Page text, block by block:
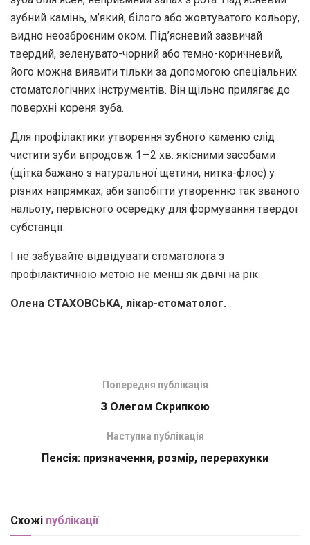
зубний камінь, м’який, білого або жовтуватого кольору,
видно неозброєним оком. Під’ясневий зазвичай
твердий, зеленувато-чорний або темно-коричневий,
його можна виявити тільки за допомогою спеціальних
стоматологічних інструментів. Він щільно прилягає до
поверхні кореня зуба.
Для профілактики утворення зубного каменю слід
чистити зуби впродовж 1—2 хв. якісними засобами
(щітка бажано з натуральної щетини, нитка-флос) у
різних напрямках, аби запобігти утворенню так званого
нальоту, первісного осередку для формування твердої
субстанції.
І не забувайте відвідувати стоматолога з
профілактичною метою не менш як двічі на рік.
Олена СТАХОВСЬКА, лікар-стоматолог.
Попередня публікація
З Олегом Скрипкою
Наступна публікація
Пенсія: призначення, розмір, перерахунки
Схожі публікації